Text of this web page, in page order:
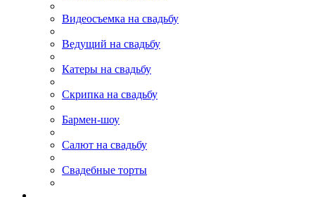
Видеосъемка на свадьбу
Ведущий на свадьбу
Катеры на свадьбу
Скрипка на свадьбу
Бармен-шоу
Салют на свадьбу
Свадебные торты